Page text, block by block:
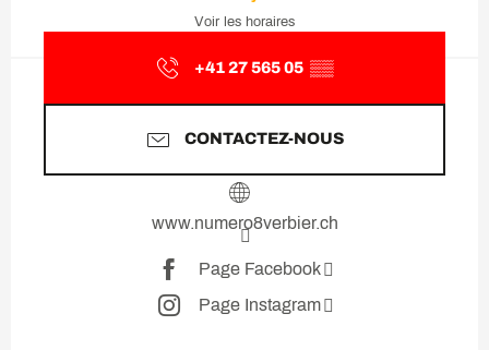
Voir les horaires
+41 27 565 05 ▒▒
CONTACTEZ-NOUS
www.numero8verbier.ch
Page Facebook
Page Instagram